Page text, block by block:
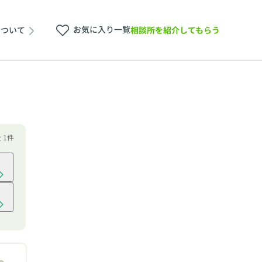
いて お気に入り一覧相談所を紹介してもらう
1件